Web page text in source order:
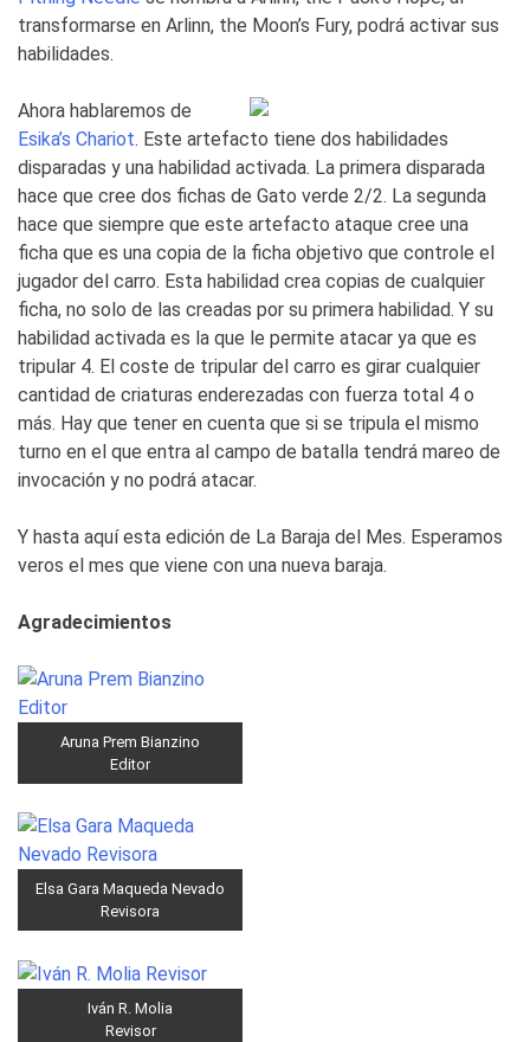
transformarse en Arlinn, the Moon’s Fury, podrá activar sus
habilidades.
Ahora hablaremos de
Esika’s Chariot. Este artefacto tiene dos habilidades
disparadas y una habilidad activada. La primera disparada
hace que cree dos fichas de Gato verde 2/2. La segunda
hace que siempre que este artefacto ataque cree una
ficha que es una copia de la ficha objetivo que controle el
jugador del carro. Esta habilidad crea copias de cualquier
ficha, no solo de las creadas por su primera habilidad. Y su
habilidad activada es la que le permite atacar ya que es
tripular 4. El coste de tripular del carro es girar cualquier
cantidad de criaturas enderezadas con fuerza total 4 o
más. Hay que tener en cuenta que si se tripula el mismo
turno en el que entra al campo de batalla tendrá mareo de
invocación y no podrá atacar.
Y hasta aquí esta edición de La Baraja del Mes. Esperamos
veros el mes que viene con una nueva baraja.
Agradecimientos
Aruna Prem Bianzino
Editor
Elsa Gara Maqueda Nevado
Revisora
Iván R. Molia
Revisor